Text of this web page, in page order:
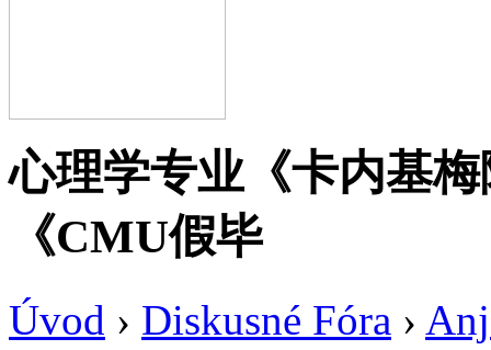
心理学专业《卡内基
《CMU假毕
Úvod › Diskusné Fóra ›